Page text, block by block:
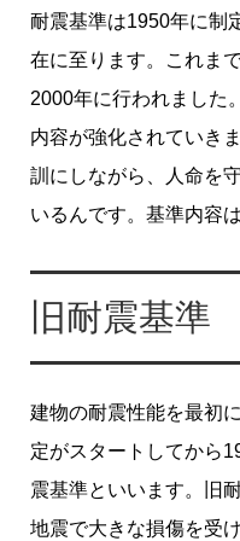
耐震基準は1950年に制
在に至ります。これま
2000年に行われました
内容が強化されていき
訓にしながら、人命を
いるんです。基準内容
旧耐震基準
建物の耐震性能を最初
定がスタートしてから
震基準といいます。旧
地震で大きな損傷を受